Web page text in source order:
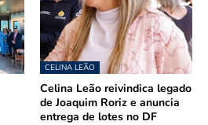
CELINA LEÃO
Celina Leão reivindica legado
de Joaquim Roriz e anuncia
entrega de lotes no DF